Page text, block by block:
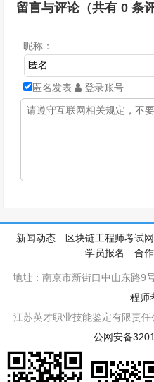
留言与评论（共有0 条
昵称：
匿名发表 登录账号
新闻动态 区块链工程师考试网
学员报名
合
地址：南京市新街口中山东路9
程师
江苏英才职业技能鉴定有限责
公网安备